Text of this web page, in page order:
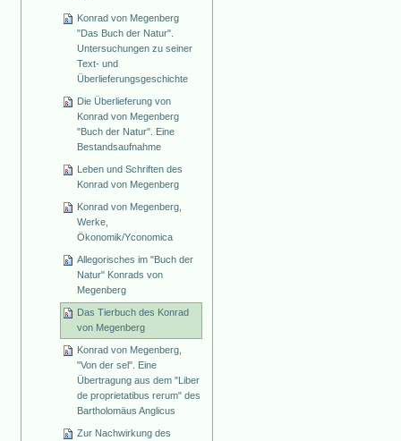
Konrad von Megenberg
"Das Buch der Natur".
Untersuchungen zu seiner
Text- und
Überlieferungsgeschichte
Die Überlieferung von
Konrad von Megenberg
"Buch der Natur". Eine
Bestandsaufnahme
Leben und Schriften des
Konrad von Megenberg
Konrad von Megenberg,
Werke,
Ökonomik/Yconomica
Allegorisches im "Buch der
Natur" Konrads von
Megenberg
Das Tierbuch des Konrad
von Megenberg
Konrad von Megenberg,
"Von der sel". Eine
Übertragung aus dem "Liber
de proprietatibus rerum" des
Bartholomäus Anglicus
Zur Nachwirkung des